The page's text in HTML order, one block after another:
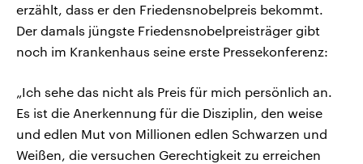
erzählt, dass er den Friedensnobelpreis bekommt.
Der damals jüngste Friedensnobelpreisträger gibt
noch im Krankenhaus seine erste Pressekonferenz:
„Ich sehe das nicht als Preis für mich persönlich an.
Es ist die Anerkennung für die Disziplin, den weise
und edlen Mut von Millionen edlen Schwarzen und
Weißen, die versuchen Gerechtigkeit zu erreichen